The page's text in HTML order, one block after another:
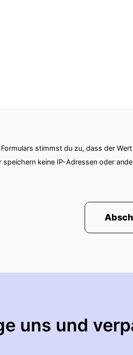
stimmst du zu, dass der
keine IP-Adressen oder
uns und